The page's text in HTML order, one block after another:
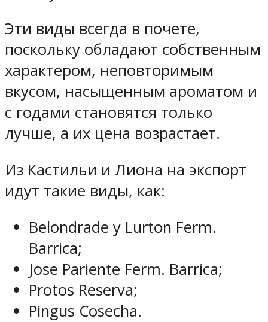
Эти виды всегда в почете,
поскольку обладают собственным
характером, неповторимым
вкусом, насыщенным ароматом и
с годами становятся только
лучше, а их цена возрастает.
Из Кастильи и Лиона на экспорт
идут такие виды, как:
Belondrade y Lurton Ferm.
Barrica;
Jose Pariente Ferm. Barrica;
Protos Reserva;
Pingus Cosecha.